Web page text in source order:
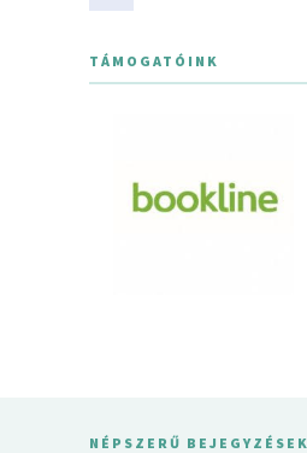
TÁMOGATÓINK
NÉPSZERŰ BEJEGYZÉSEK